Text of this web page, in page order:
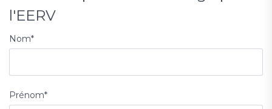
l'EERV
Nom*
Prénom*